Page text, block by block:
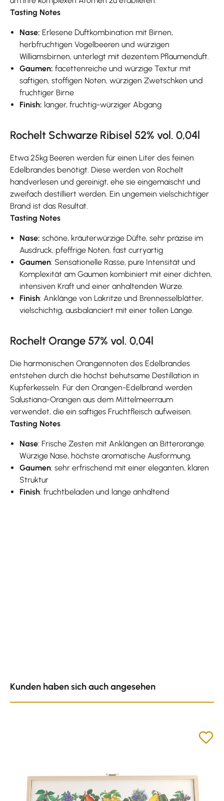
Tasting Notes
Nase: Erlesene Duftkombination mit Birnen,
herbfruchtigen Vogelbeeren und würzigen
Williamsbirnen, unterlegt mit dezentem Pflaumenduft.
Gaumen: facettenreiche und würzige Textur mit
saftigen, stoffigen Noten, würzigen Zwetschken und
fruchtiger Birne
Finish: langer, fruchtig-würziger Abgang
Rochelt Schwarze Ribisel 52% vol. 0,04l
Etwa 25kg Beeren werden für einen Liter des feinen
Edelbrandes benötigt. Diese werden von Rochelt
handverlesen und gereinigt, ehe sie eingemaischt und
zweifach destilliert werden. Ein ungemein vielschichtiger
Brand ist das Resultat.
Tasting Notes
Nase: schöne, kräuterwürzige Düfte, sehr präzise im
Ausdruck, pfeffrige Noten, fast curryartig
Gaumen: Sensationelle Rasse, pure Intensität und
Komplexität am Gaumen kombiniert mit einer dichten,
intensiven Kraft und einer anhaltenden Würze.
Finish: Anklänge von Lakritze und Brennesselblätter,
vielschichtig, ausbalanciert mit einer tollen Länge.
Rochelt Orange 57% vol. 0,04l
Die harmonischen Orangennoten des Edelbrandes
entstehen durch die höchst behutsame Destillation in
Kupferkesseln. Für den Orangen-Edelbrand werden
Salustiana-Orangen aus dem Mittelmeerraum
verwendet, die ein saftiges Fruchtfleisch aufweisen.
Tasting Notes
Nase: Frische Zesten mit Anklängen an Bitterorange.
Würzige Nase, höchste aromatische Ausformung.
Gaumen: sehr erfrischend mit einer eleganten, klaren
Struktur
Finish: fruchtbeladen und lange anhaltend
Kunden haben sich auch angesehen